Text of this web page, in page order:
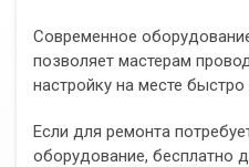
Современное
позволяет мастерам
настройку на месте быстро
Если для ремонта
оборудование, бесплатно